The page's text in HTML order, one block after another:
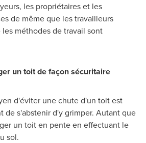
les propriétaires et les
de même que les travailleurs
méthodes de travail sont
un toit de façon sécuritaire
d'éviter une chute d'un toit est
de s'abstenir d'y grimper. Autant que
un toit en pente en effectuant le
sol.